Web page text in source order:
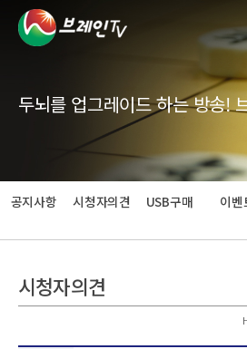
두뇌를 업그레이드 하는 방송!
공지사항 시청자의견 USB구매 이벤
시청자의견